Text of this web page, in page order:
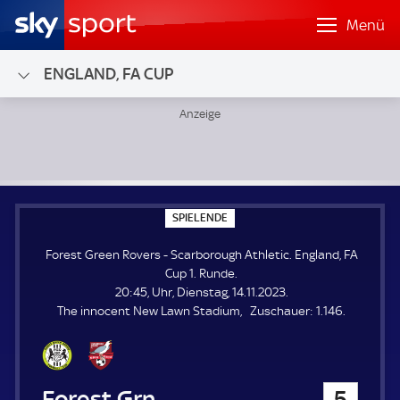
Menü
ENGLAND, FA CUP
SPIELENDE
P
E
L
E
N
E
Forest Green Rovers - Scarborough Athletic. England, FA
Cup 1. Runde.
20:45, Uhr, Dienstag, 14.11.2023.
The innocent New Lawn Stadium
Zuschauer: Z1.146.